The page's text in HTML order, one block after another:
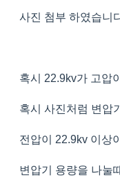
사진 첨부 하였습니
혹시 22.9kv가 고압
혹시 사진처럼 변압
전압이 22.9kv 이상
변압기 용량을 나눌